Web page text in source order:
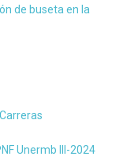
de buseta en la
Unermb III-2024